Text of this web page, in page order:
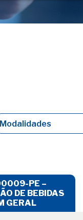
PE –
DE BEBIDAS
GERAL